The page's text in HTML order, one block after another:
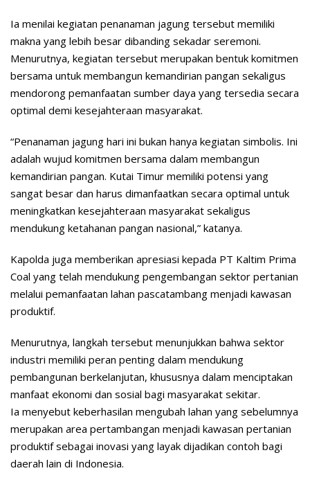
Ia menilai kegiatan penanaman jagung tersebut memiliki
makna yang lebih besar dibanding sekadar seremoni.
Menurutnya, kegiatan tersebut merupakan bentuk komitmen
bersama untuk membangun kemandirian pangan sekaligus
mendorong pemanfaatan sumber daya yang tersedia secara
optimal demi kesejahteraan masyarakat.
“Penanaman jagung hari ini bukan hanya kegiatan simbolis. Ini
adalah wujud komitmen bersama dalam membangun
kemandirian pangan. Kutai Timur memiliki potensi yang
sangat besar dan harus dimanfaatkan secara optimal untuk
meningkatkan kesejahteraan masyarakat sekaligus
mendukung ketahanan pangan nasional,” katanya.
Kapolda juga memberikan apresiasi kepada PT Kaltim Prima
Coal yang telah mendukung pengembangan sektor pertanian
melalui pemanfaatan lahan pascatambang menjadi kawasan
produktif.
Menurutnya, langkah tersebut menunjukkan bahwa sektor
industri memiliki peran penting dalam mendukung
pembangunan berkelanjutan, khususnya dalam menciptakan
manfaat ekonomi dan sosial bagi masyarakat sekitar.
Ia menyebut keberhasilan mengubah lahan yang sebelumnya
merupakan area pertambangan menjadi kawasan pertanian
produktif sebagai inovasi yang layak dijadikan contoh bagi
daerah lain di Indonesia.